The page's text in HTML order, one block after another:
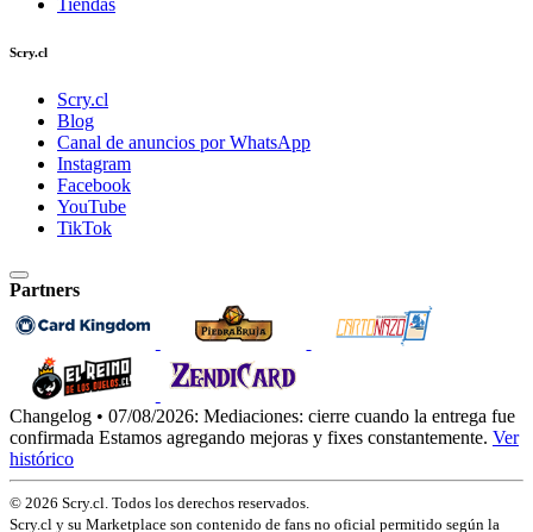
Tiendas
Scry.cl
Scry.cl
Blog
Canal de anuncios por WhatsApp
Instagram
Facebook
YouTube
TikTok
Partners
Changelog • 07/08/2026: Mediaciones: cierre cuando la entrega fue
confirmada Estamos agregando mejoras y fixes constantemente. Ver
histórico
© 2026 Scry.cl. Todos los derechos reservados.
Scry.cl y su Marketplace son contenido de fans no oficial permitido según la